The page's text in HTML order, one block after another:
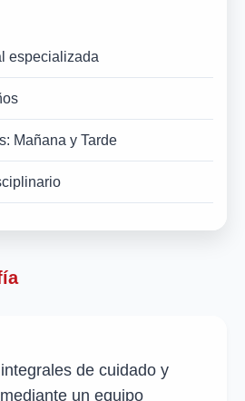
especializada
Mañana y Tarde
de cuidado y
un equipo